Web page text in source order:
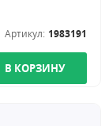
Артикул: 1983191